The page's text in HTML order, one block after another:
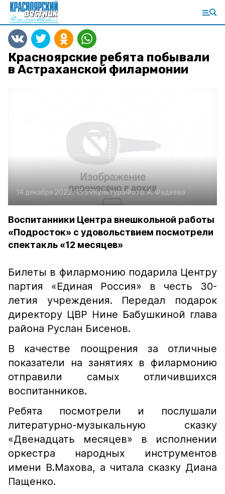
Красноярские ребята побывали
в Астраханской филармонии
14 декабря 2022, 13:59КультураФото:А. Фадеева
Воспитанники Центра внешкольной работы
«Подросток» с удовольствием посмотрели
спектакль «12 месяцев»
Билеты в филармонию подарила Центру
партия «Единая Россия» в честь 30-
летия учреждения. Передал подарок
директору ЦВР Нине Бабушкиной глава
района Руслан Бисенов.
В качестве поощрения за отличные
показатели на занятиях в филармонию
отправили самых отличившихся
воспитанников.
Ребята посмотрели и послушали
литературно-музыкальную сказку
«Двенадцать месяцев» в исполнении
оркестра народных инструментов
имени В.Махова, а читала сказку Диана
Пащенко.